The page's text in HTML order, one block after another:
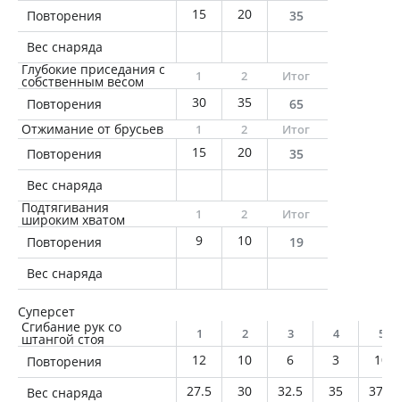
Повторения 15 20
35
Вес снаряда
Глубокие приседания с
собственным весом 1 2 Итог
Повторения 30 35
65
Отжимание от брусьев
1 2 Итог
Повторения 15 20
35
Вес снаряда
Подтягивания
широким хватом 1 2 Итог
Повторения 9 10
19
Вес снаряда
Суперсет
Сгибание рук со
штангой стоя 1 2 3 4 5
Повторения 12 10 6 3
10
Вес снаряда
27.5 30 32.5 35
37.5